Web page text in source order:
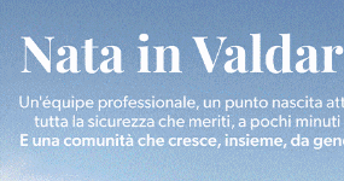
Cronaca 4 Agosto 2026
Un anno fa la strage in A1 in
Gianni, Giulia e Franco. Lo
processo, lo stop ai sorpassi
Cronaca 3 Agosto 2026